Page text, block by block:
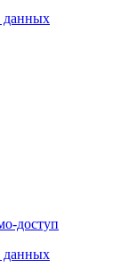
данных
доступ
данных